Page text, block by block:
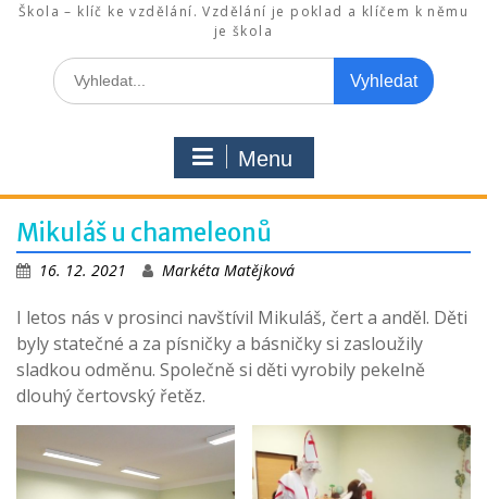
Škola – klíč ke vzdělání. Vzdělání je poklad a klíčem k němu
je škola
Search
for:
Menu
Mikuláš u chameleonů
16. 12. 2021 Markéta Matějková
I letos nás v prosinci navštívil Mikuláš, čert a anděl. Děti
byly statečné a za písničky a básničky si zasloužily
sladkou odměnu. Společně si děti vyrobily pekelně
dlouhý čertovský řetěz.